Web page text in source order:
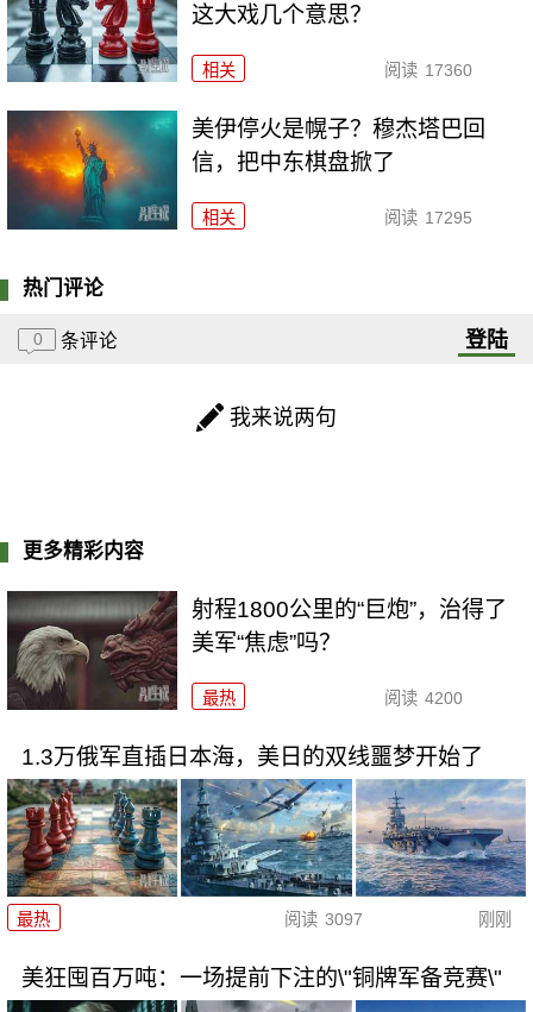
这大戏几个意思？
相关 阅读 17360
美伊停火是幌子？穆杰塔巴回
信，把中东棋盘掀了
相关 阅读 17295
热门评论
0 条评论 登陆
我来说两句
更多精彩内容
射程1800公里的“巨炮”，治得了
美军“焦虑”吗？
最热 阅读 4200
1.3万俄军直插日本海，美日的双线噩梦开始了
最热 阅读 3097 刚刚
美狂囤百万吨：一场提前下注的\"铜牌军备竞赛\"